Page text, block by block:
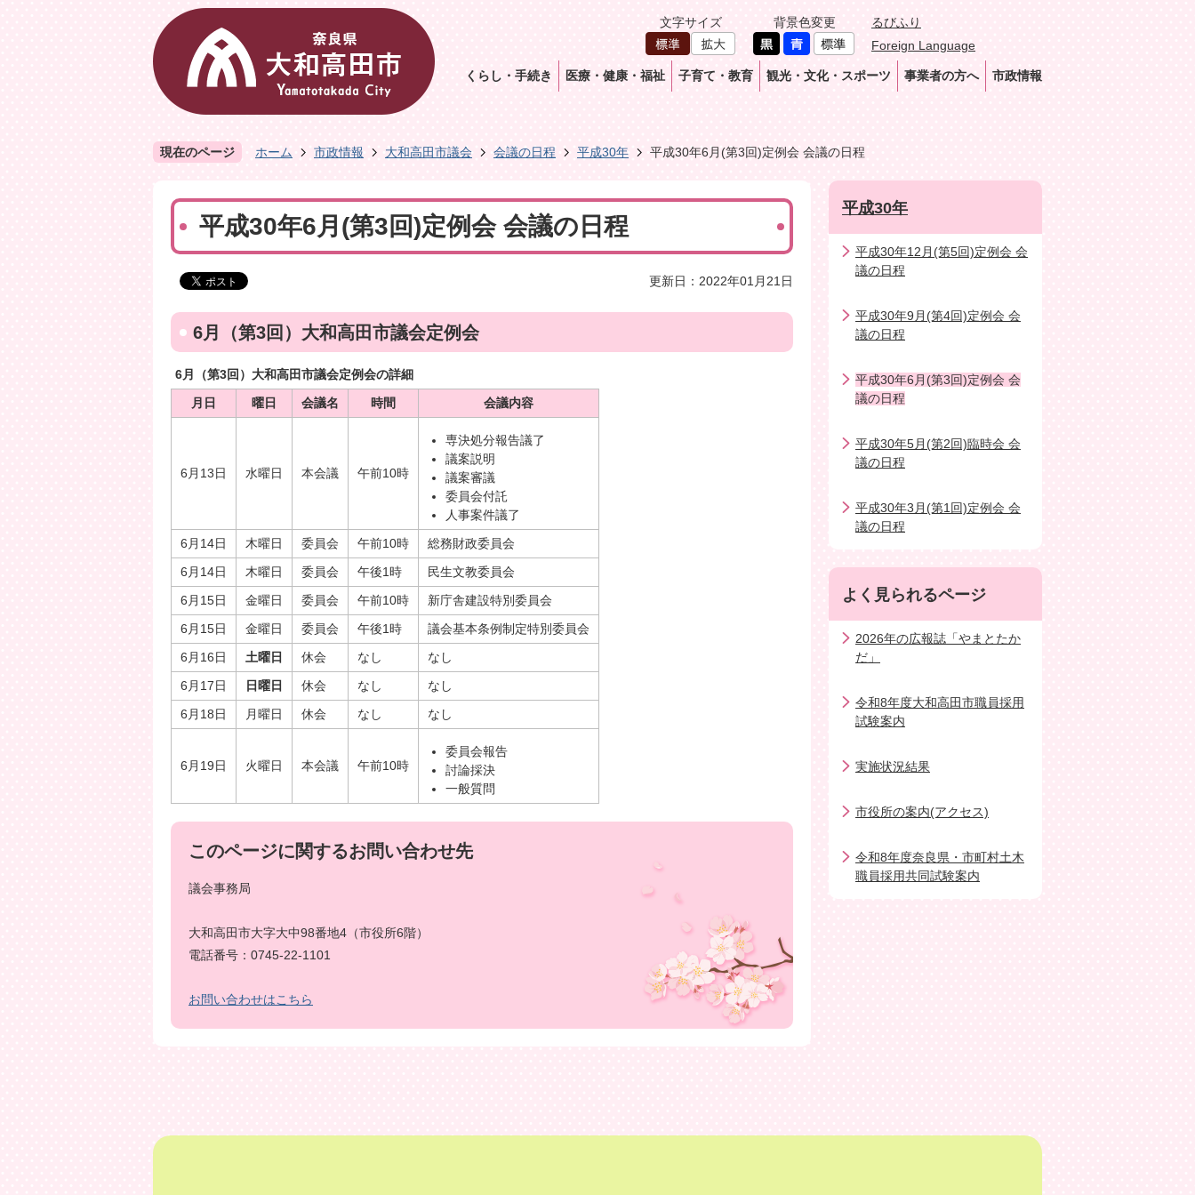
文字サイズ 背景色変更
るびふり
Foreign Language
くらし・手続き 医療・健康・福祉 子育て・教育 観光・文化・スポーツ 事業者の方へ 市政情報
現在のページ ホーム 市政情報 大和高田市議会 会議の日程 平成30年 平成30年6月(第3回)定例会 会議の日程
平成30年6月(第3回)定例会 会議の日程
更新日：2022年01月21日
6月（第3回）大和高田市議会定例会
6月（第3回）大和高田市議会定例会の詳細
月日
曜日 会議名 時間 会議内容
6月13日 水曜日 本会議 午前10時
専決処分報告議了
議案説明
議案審議
委員会付託
人事案件議了
6月14日
木曜日 委員会 午前10時
総務財政委員会
6月14日
木曜日 委員会 午後1時
民生文教委員会
6月15日
金曜日 委員会 午前10時
新庁舎建設特別委員会
6月15日
金曜日 委員会 午後1時
議会基本条例制定特別委員会
6月16日
土曜日 休会 なし
なし
6月17日
日曜日 休会 なし
なし
6月18日
月曜日 休会 なし なし
6月19日 火曜日 本会議 午前10時
委員会報告
討論採決
一般質問
このページに関するお問い合わせ先
議会事務局
大和高田市大字大中98番地4（市役所6階）
電話番号：0745-22-1101
お問い合わせはこちら
平成30年
平成30年12月(第5回)定例会 会
議の日程
平成30年9月(第4回)定例会 会
議の日程
平成30年6月(第3回)定例会 会
議の日程
平成30年5月(第2回)臨時会 会
議の日程
平成30年3月(第1回)定例会 会
議の日程
よく見られるページ
2026年の広報誌「やまとたか
だ」
令和8年度大和高田市職員採用
試験案内
実施状況結果
市役所の案内(アクセス)
令和8年度奈良県・市町村土木
職員採用共同試験案内